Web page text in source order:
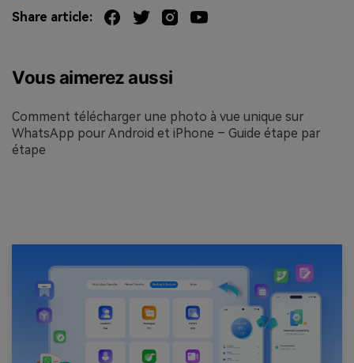
Share article:
Vous aimerez aussi
Comment télécharger une photo à vue unique sur
WhatsApp pour Android et iPhone – Guide étape par
étape